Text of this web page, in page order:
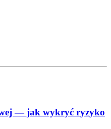
— jak wykryć ryzyko